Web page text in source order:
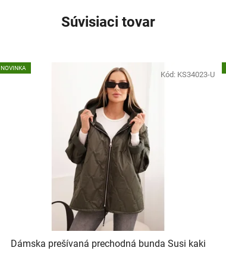
Súvisiaci tovar
NOVINKA
Dámska prešívaná prechodná bunda Susi kaki
Kód: KS34023-U